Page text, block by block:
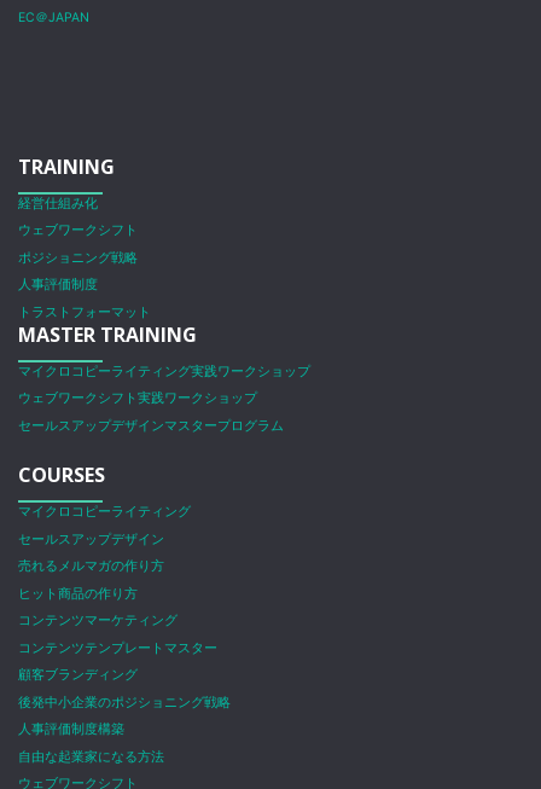
EC＠JAPAN
TRAINING
経営仕組み化
ウェブワークシフト
ポジショニング戦略
人事評価制度
トラストフォーマット
MASTER TRAINING
マイクロコピーライティング実践ワークショップ
ウェブワークシフト実践ワークショップ
セールスアップデザインマスタープログラム
COURSES
マイクロコピーライティング
セールスアップデザイン
売れるメルマガの作り方
ヒット商品の作り方
コンテンツマーケティング
コンテンツテンプレートマスター
顧客ブランディング
後発中小企業のポジショニング戦略
人事評価制度構築
自由な起業家になる方法
ウェブワークシフト